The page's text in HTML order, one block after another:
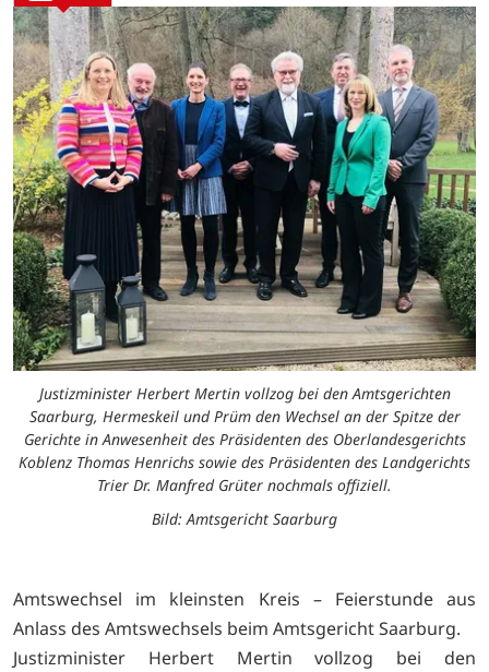
Justizminister Herbert Mertin vollzog bei den Amtsgerichten
Saarburg, Hermeskeil und Prüm den Wechsel an der Spitze der
Gerichte in Anwesenheit des Präsidenten des Oberlandesgerichts
Koblenz Thomas Henrichs sowie des Präsidenten des Landgerichts
Trier Dr. Manfred Grüter nochmals offiziell.
Bild: Amtsgericht Saarburg
Amtswechsel im kleinsten Kreis – Feierstunde aus
Anlass des Amtswechsels beim Amtsgericht Saarburg.
Justizminister Herbert Mertin vollzog bei den